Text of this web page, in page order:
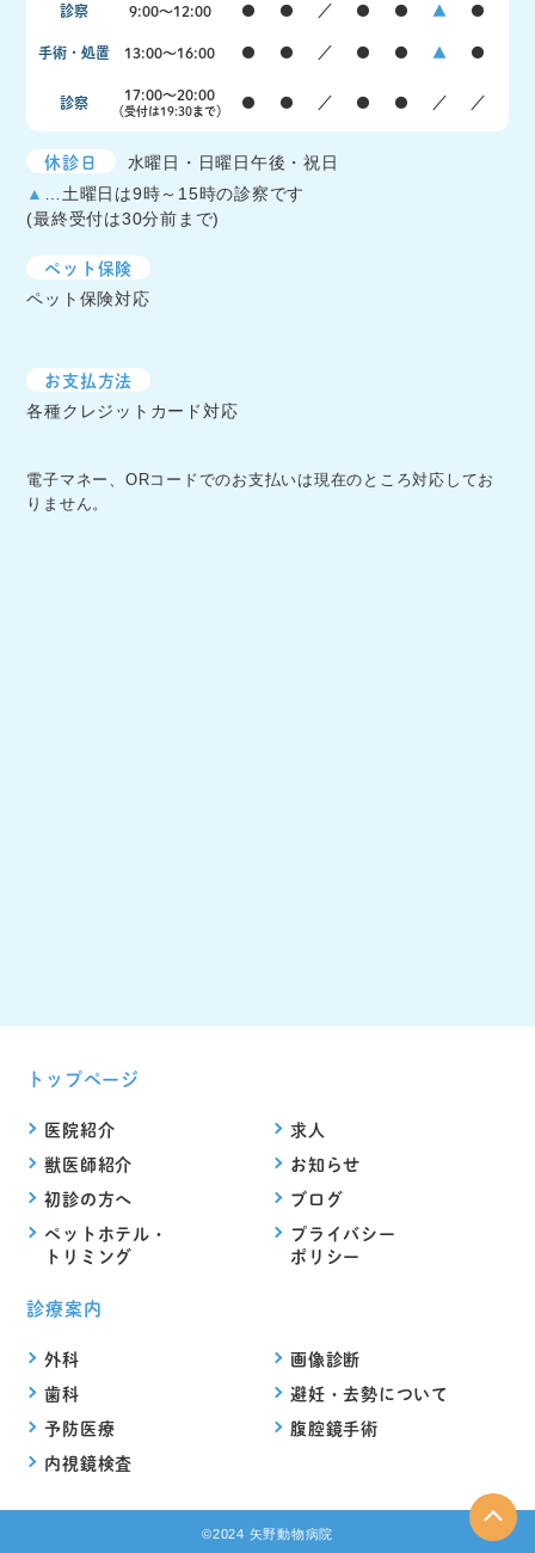
診察 9:00〜12:00 ● ● ／ ● ● ▲ ●
手術・処置 13:00〜16:00 ● ● ／ ● ● ▲ ●
診察 17:00〜20:00
（受付は19:30まで） ● ● ／ ● ● ／ ／
休診日
水曜日・日曜日午後・祝日
▲ …土曜日は9時～15時の診察です
(最終受付は30分前まで)
ペット保険
ペット保険対応
お支払方法
各種クレジットカード対応
電子マネー、ORコードでのお支払いは現在のところ対応してお
りません。
トップページ
医院紹介
獣医師紹介
初診の方へ
ペットホテル・
トリミング
求人
お知らせ
ブログ
プライバシー
ポリシー
診療案内
外科
歯科
予防医療
内視鏡検査
画像診断
避妊・去勢について
腹腔鏡手術
©2024 矢野動物病院